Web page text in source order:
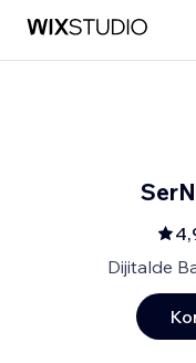
Dijitalde